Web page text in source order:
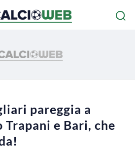
pareggia a
Trapani e Bari, che